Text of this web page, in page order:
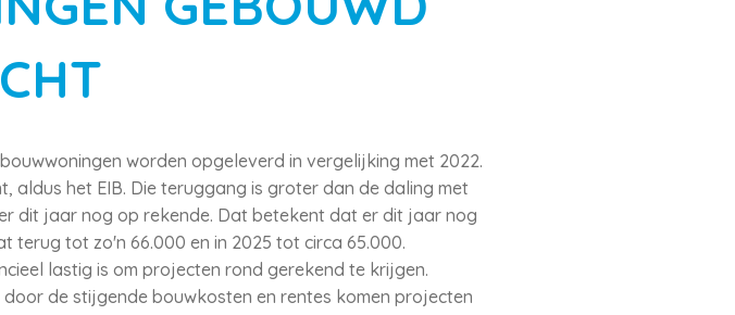
worden opgeleverd in vergelijking met 2022.
aldus het EIB. Die teruggang is groter dan de daling met
dit jaar nog op rekende. Dat betekent dat er dit jaar nog
terug tot zo'n 66.000 en in 2025 tot circa 65.000.
lastig is om projecten rond gerekend te krijgen.
de stijgende bouwkosten en rentes komen projecten